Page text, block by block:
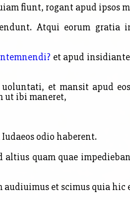
fiunt, rogant apud ipsos
Atqui eorum gratia
et apud
et mansit apud
ut ibi maneret,
odio haberent.
quam quae
audiuimus et scimus quia hic